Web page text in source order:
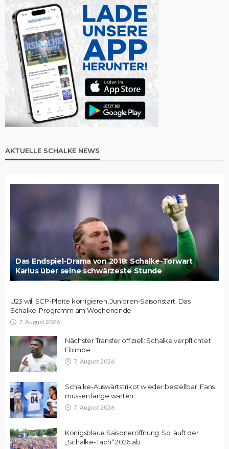
AKTUELLE SCHALKE NEWS
Das Endspiel-Drama von 2018: Schalke-Torwart
Karius über seine schwärzeste Stunde
U23 will SCP-Pleite korrigieren, Junioren-Saisonstart: Das
Schalke-Programm am Wochenende
7. August 2026
Nächster Transfer offiziell: Schalke verpflichtet
Ebimbe
7. August 2026
Schalke-Auswärtstrikot wieder bestellbar: Fans
müssen lange warten
7. August 2026
Königsblaue Saisoneröffnung: So läuft der
„Schalke-Tach“ 2026 ab